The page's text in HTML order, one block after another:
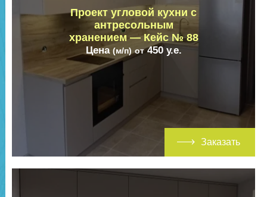
Проект угловой кухни с
антресольным
хранением — Кейс № 88
Цена (м/п) от450 у.е.
Заказать